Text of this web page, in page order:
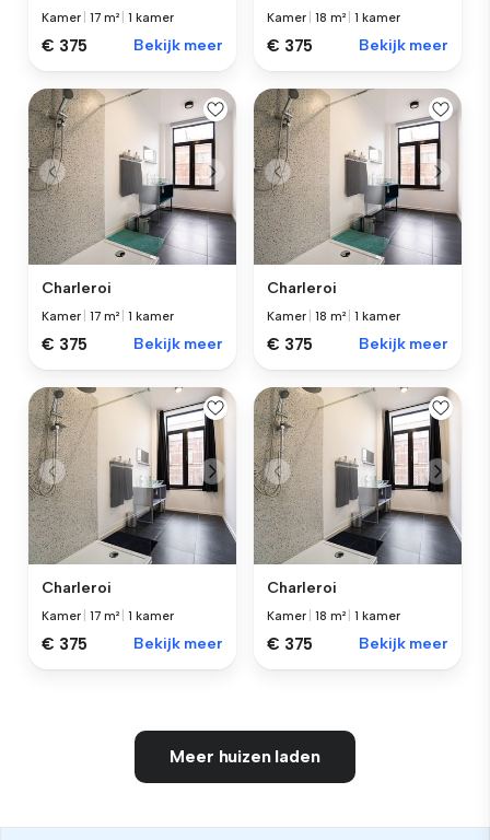
Kamer |17 m² |1 kamer
€ 375 Bekijk meer
Kamer |18 m² |1 kamer
€ 375 Bekijk meer
Charleroi
Kamer |17 m² |1 kamer
€ 375 Bekijk meer
Charleroi
Kamer |18 m² |1 kamer
€ 375 Bekijk meer
Charleroi
Kamer |17 m² |1 kamer
€ 375 Bekijk meer
Charleroi
Kamer |18 m² |1 kamer
€ 375 Bekijk meer
Meer huizen laden